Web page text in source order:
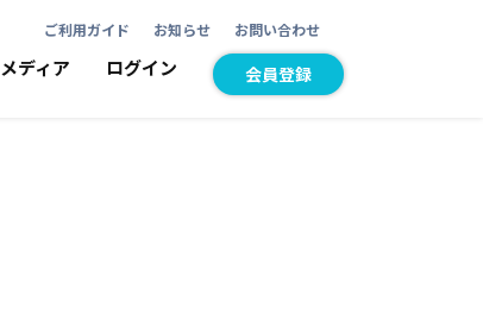
会員登録
ご利用ガイド お知らせ お問い合わせ
メディア ログイン